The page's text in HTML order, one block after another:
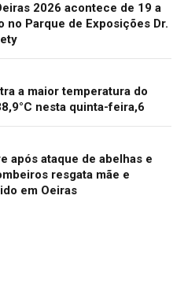
2026 acontece de 19 a
no Parque de Exposições Dr.
a maior temperatura do
nesta quinta-feira,6
após ataque de abelhas e
resgata mãe e
em Oeiras